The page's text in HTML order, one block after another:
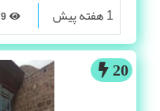
1 هفته پیش
20